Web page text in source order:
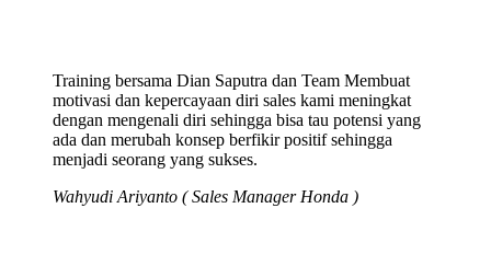
Training bersama Dian Saputra dan Team Membuat
motivasi dan kepercayaan diri sales kami meningkat
dengan mengenali diri sehingga bisa tau potensi yang
ada dan merubah konsep berfikir positif sehingga
menjadi seorang yang sukses.
Wahyudi Ariyanto ( Sales Manager Honda )